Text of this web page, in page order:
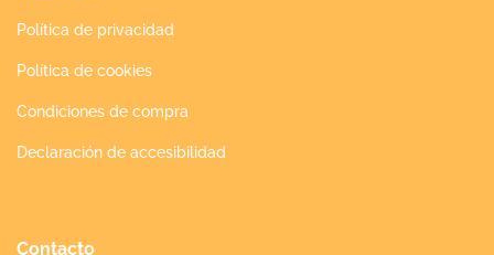
Política de privacidad
Política de cookies
Condiciones de compra
Declaración de accesibilidad
Contacto